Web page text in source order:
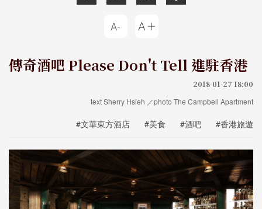
傳奇酒吧 Please Don't Tell 進駐香港
2018-01-27 18:00
text Sherry Hsieh ／photo The Campbell Apartment
#文華東方酒店 #美食 #酒吧 #香港旅遊